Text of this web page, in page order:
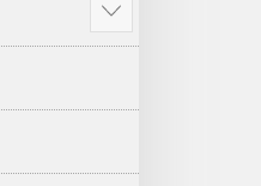
Näytä
enemmän